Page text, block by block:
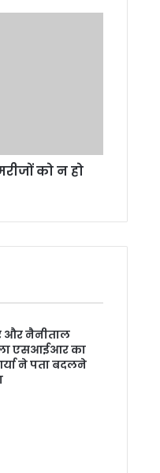
को न हो
और नैनीताल
एसआईआर का
ने पता बदलने